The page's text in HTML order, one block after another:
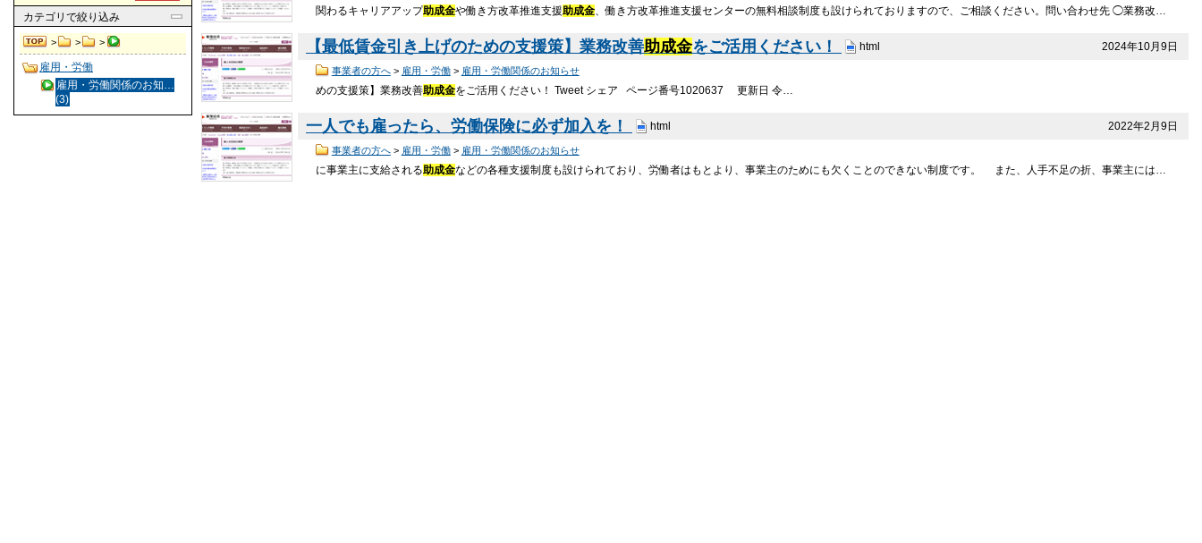
カテゴリ で絞り込み
> > >
雇用・労働
雇用・労働関係のお知…
(3)
関わるキャリアアップ助成金や働き方改革推進支援助成金 、働き方改革推進支援センターの無料相談制度も設けられておりますので、ご相談ください。問い合わせ先 ◯業務改…
2024年10月9日
【最低賃金引き上げのための支援策】業務改善助成金をご活用ください！ html
事業者の方へ> 雇用・労働> 雇用・労働関係のお知らせ
めの支援策】業務改善助成金をご活用ください！ Tweet シェア ページ番号1020637 更新日 令…
2022年2月9日
一人でも雇ったら、労働保険に必ず加入を！ html
事業者の方へ> 雇用・労働> 雇用・労働関係のお知らせ
に事業主に支給される助成金などの各種支援制度も設けられており、労働者はもとより、事業主のためにも欠くことのできない制度です。 また、人手不足の折、事業主には…